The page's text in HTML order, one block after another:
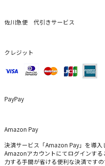
佐川急便 代引きサービス
クレジット
PayPay
Amazon Pay
決済サービス「Amazon Pay」を導入
Amazonアカウントにてログインす
力する手間が省ける便利な決済ですの